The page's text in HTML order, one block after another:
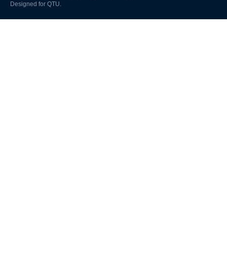
Designed for QTU.